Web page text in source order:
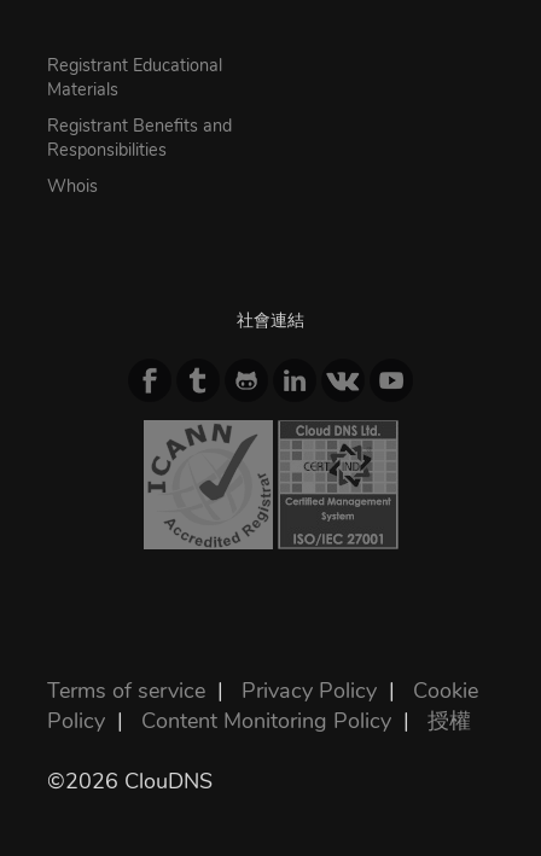
Registrant Educational
Materials
Registrant Benefits and
Responsibilities
Whois
社會連結
Terms of service | Privacy Policy | Cookie
Policy | Content Monitoring Policy | 授權
©2026 ClouDNS